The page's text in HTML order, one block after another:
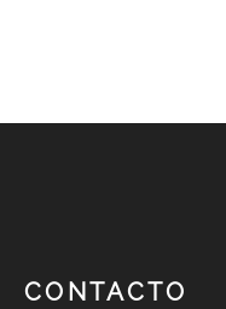
CONTACTO